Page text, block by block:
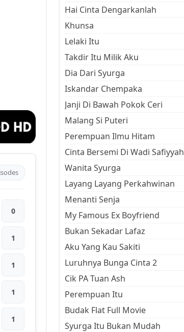
0
1
1
1
1
Hai Cinta Dengarkanlah
Khunsa
Lelaki Itu
Takdir Itu Milik Aku
Dia Dari Syurga
Iskandar Chempaka
Janji Di Bawah Pokok Ceri
Malang Si Puteri
Perempuan Ilmu Hitam
Cinta Bersemi Di Wadi Safiyyah
Wanita Syurga
Layang Layang Perkahwinan
Menanti Senja
My Famous Ex Boyfriend
Bukan Sekadar Lafaz
Aku Yang Kau Sakiti
Luruhnya Bunga Cinta 2
Cik PA Tuan Ash
Perempuan Itu
Budak Flat Full Movie
Syurga Itu Bukan Mudah